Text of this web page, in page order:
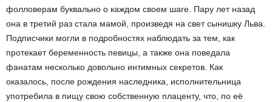
фолловерам буквально о каждом своем шаге. Пару лет назад
она в третий раз стала мамой, произведя на свет сынишку Льва.
Подписчики могли в подробностях наблюдать за тем, как
протекает беременность певицы, а также она поведала
фанатам несколько довольно интимных секретов. Как
оказалось, после рождения наследника, исполнительница
употребила в пищу свою собственную плаценту, что, по её